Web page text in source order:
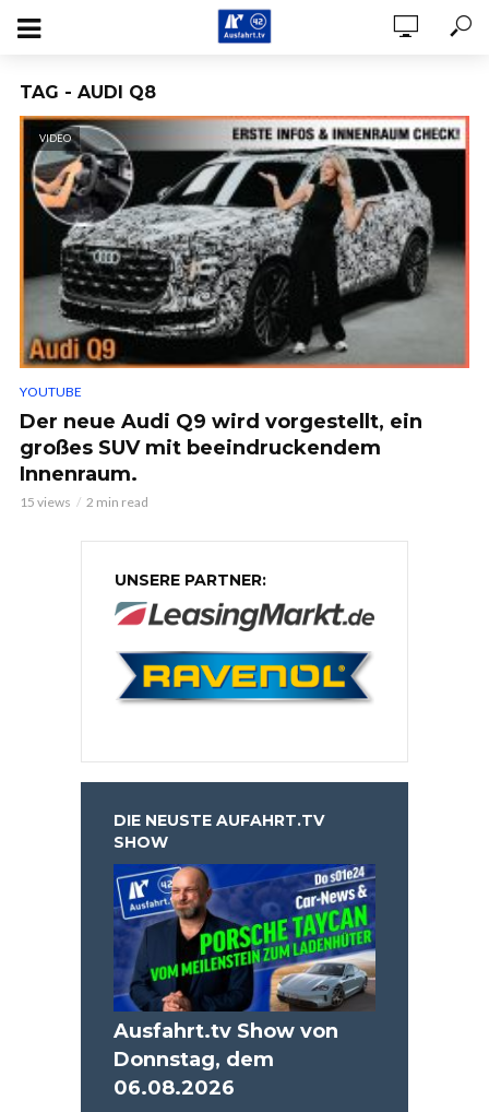
TAG - AUDI Q8
VIDEO
YOUTUBE
Der neue Audi Q9 wird vorgestellt, ein
großes SUV mit beeindruckendem
Innenraum.
15 views 2 min read
UNSERE PARTNER:
DIE NEUSTE AUFAHRT.TV
SHOW
Ausfahrt.tv Show von
Donnstag, dem
06.08.2026